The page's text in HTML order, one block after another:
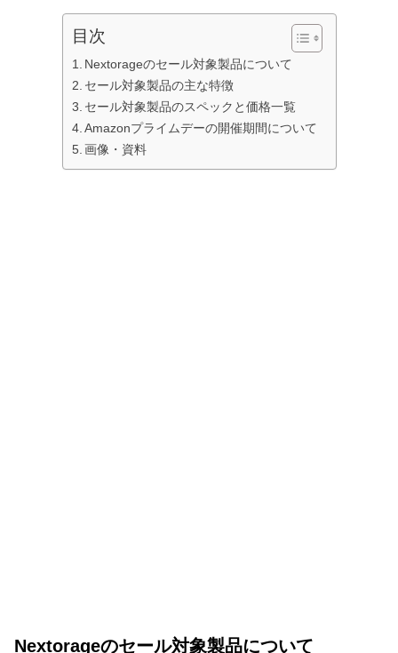
目次
Nextorageのセール対象製品について
セール対象製品の主な特徴
セール対象製品のスペックと価格一覧
Amazonプライムデーの開催期間について
画像・資料
Nextorageのセール対象製品について